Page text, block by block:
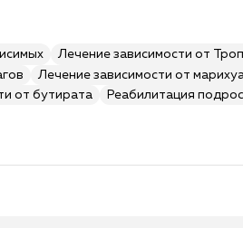
Лечение зависимости от
Лечение зависимости от
от бутирата Реабилитация